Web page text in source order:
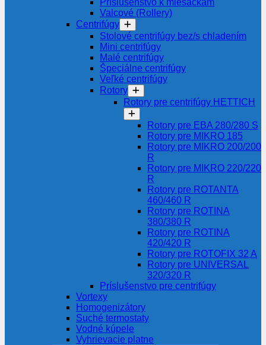
Príslušenstvo k miešačkám
Valcové (Rollery)
Centrifúgy
Stolové centrifúgy bez/s chladením
Mini centrifúgy
Malé centrifúgy
Špeciálne centrifúgy
Veľké centrifúgy
Rotory
Rotory pre centrifúgy HETTICH
Rotory pre EBA 280/280 S
Rotory pre MIKRO 185
Rotory pre MIKRO 200/200
R
Rotory pre MIKRO 220/220
R
Rotory pre ROTANTA
460/460 R
Rotory pre ROTINA
380/380 R
Rotory pre ROTINA
420/420 R
Rotory pre ROTOFIX 32 A
Rotory pre UNIVERSAL
320/320 R
Príslušenstvo pre centrifúgy
Vortexy
Homogenizátory
Suché termostaty
Vodné kúpele
Vyhrievacie platne